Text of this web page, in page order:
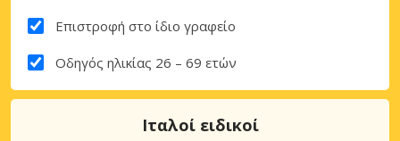
Επιστροφή στο ίδιο γραφείο
Οδηγός ηλικίας 26 – 69 ετών
Ιταλοί ειδικοί